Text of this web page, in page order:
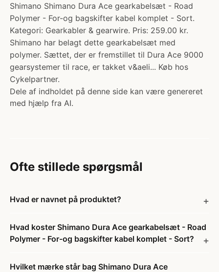
Shimano Shimano Dura Ace gearkabelsæt - Road
Polymer - For-og bagskifter kabel komplet - Sort.
Kategori: Gearkabler & gearwire. Pris: 259.00 kr.
Shimano har belagt dette gearkabelsæt med
polymer. Sættet, der er fremstillet til Dura Ace 9000
gearsystemer til race, er takket v&aeli... Køb hos
Cykelpartner.
Dele af indholdet på denne side kan være genereret
med hjælp fra AI.
Ofte stillede spørgsmål
Hvad er navnet på produktet?
Hvad koster Shimano Dura Ace gearkabelsæt - Road
Polymer - For-og bagskifter kabel komplet - Sort?
Hvilket mærke står bag Shimano Dura Ace